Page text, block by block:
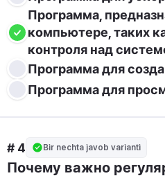
Программа,
компьютере, таких
контроля над
Программа для
Программа для
# 4 Bir nechta javob varianti
Почему важно